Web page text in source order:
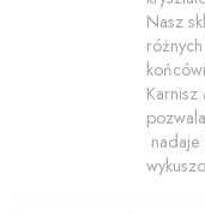
Nasz
Karnisz